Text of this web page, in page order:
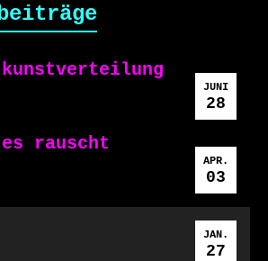
JUNI
28
APR.
03
rauscht
JAN.
27